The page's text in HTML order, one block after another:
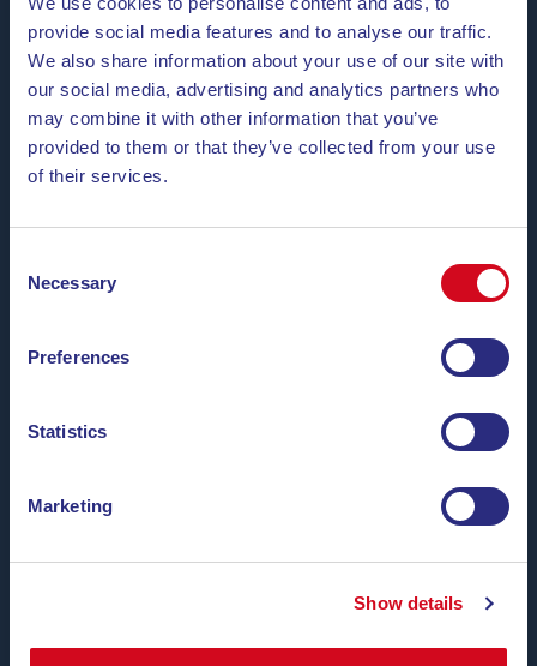
provide social media features and to analyse our traffic.
We also share information about your use of our site with
our social media, advertising and analytics partners who
may combine it with other information that you’ve
provided to them or that they’ve collected from your use
of their services.
Selection
Necessary
Preferences
Statistics
Marketing
Show details
Insel Elba
Sonntag 32°26°
Montag
Dienstag 29°27°